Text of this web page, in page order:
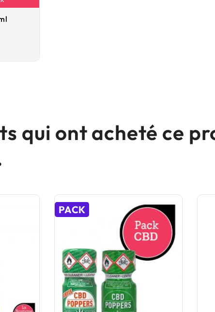
qui ont acheté ce
PACK